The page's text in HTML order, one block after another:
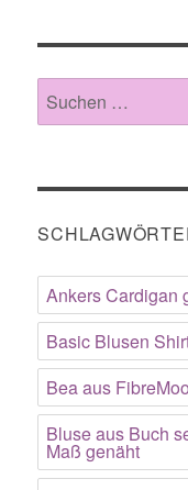
Suche
nach:
Ankers Cardigan
Basic Blusen
Bea aus
Bluse aus Buch
Maß genäht